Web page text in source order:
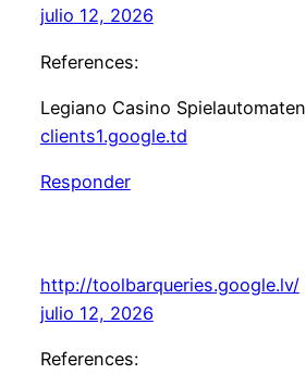
julio 12, 2026
References:
Legiano Casino Spielautomaten
clients1.google.td
Responder
http://toolbarqueries.google.lv/
julio 12, 2026
References: